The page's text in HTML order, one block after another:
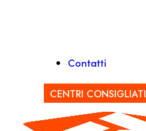
Contatti
CENTRI CONSIGLIATI